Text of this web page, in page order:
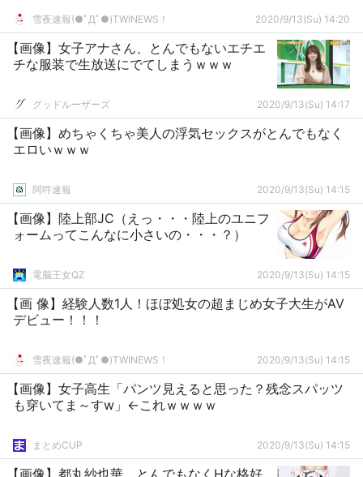
雪夜速報(●ﾟДﾟ●)TWINEWS！ 2020/9/13(Su) 14:20
【画像】女子アナさん、とんでもないエチエ
チな服装で生放送にでてしまうｗｗｗ
グッドルーザーズ 2020/9/13(Su) 14:17
【画像】めちゃくちゃ美人の浮気セックスがとんでもなく
エロいｗｗｗ
阿吽速報 2020/9/13(Su) 14:15
【画像】陸上部JC（えっ・・・陸上のユニフ
ォームってこんなに小さいの・・・？）
電脳王女QZ 2020/9/13(Su) 14:15
【画 像】経験人数1人！ほぼ処女の超まじめ女子大生がAV
デビュー！！！
雪夜速報(●ﾟДﾟ●)TWINEWS！ 2020/9/13(Su) 14:15
【画像】女子高生「パンツ見えると思った？残念スパッツ
も穿いてま～すw」←これｗｗｗｗ
まとめCUP 2020/9/13(Su) 14:15
【画像】都丸紗也華、とんでもなくHな格好